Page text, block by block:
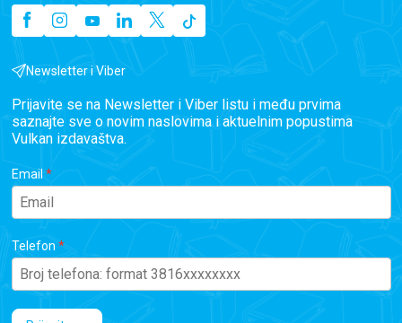
Newsletter i Viber
Prijavite se na Newsletter i Viber listu i među prvima
saznajte sve o novim naslovima i aktuelnim popustima
Vulkan izdavaštva.
Email
Telefon